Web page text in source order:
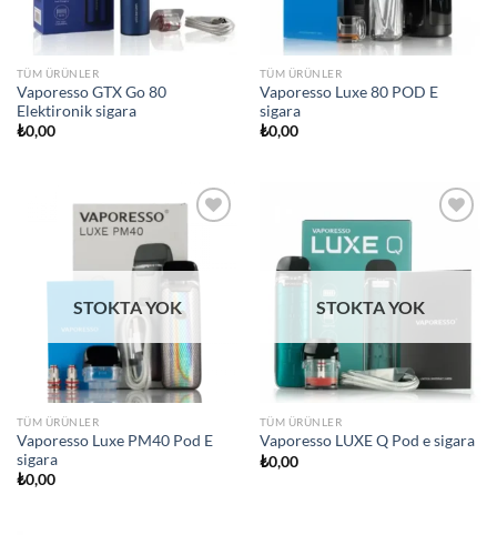
TÜM ÜRÜNLER
Vaporesso GTX Go 80
Elektironik sigara
₺0,00
TÜM ÜRÜNLER
Vaporesso Luxe 80 POD E
sigara
₺0,00
STOKTA YOK
TÜM ÜRÜNLER
Vaporesso Luxe PM40 Pod E
sigara
₺0,00
STOKTA YOK
TÜM ÜRÜNLER
Vaporesso LUXE Q Pod e sigara
₺0,00